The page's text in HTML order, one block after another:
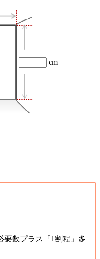
cm
要数プラス「1割程」多